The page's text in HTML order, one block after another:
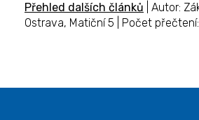
Přehled dalších článků | Autor:
Ostrava, Matiční 5 | Počet